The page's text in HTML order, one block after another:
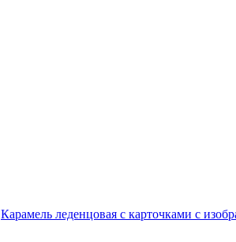
Карамель леденцовая с карточками с